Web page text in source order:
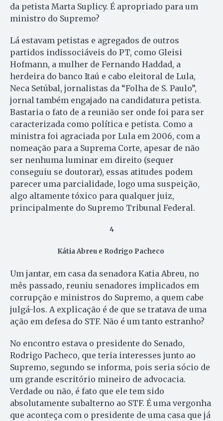
da petista Marta Suplicy. É apropriado para um
ministro do Supremo?
Lá estavam petistas e agregados de outros
partidos indissociáveis do PT, como Gleisi
Hofmann, a mulher de Fernando Haddad, a
herdeira do banco Itaú e cabo eleitoral de Lula,
Neca Setúbal, jornalistas da “Folha de S. Paulo”,
jornal também engajado na candidatura petista.
Bastaria o fato de a reunião ser onde foi para ser
caracterizada como política e petista. Como a
ministra foi agraciada por Lula em 2006, com a
nomeação para a Suprema Corte, apesar de não
ser nenhuma luminar em direito (sequer
conseguiu se doutorar), essas atitudes podem
parecer uma parcialidade, logo uma suspeição,
algo altamente tóxico para qualquer juiz,
principalmente do Supremo Tribunal Federal.
4
Kátia Abreu e Rodrigo Pacheco
Um jantar, em casa da senadora Katia Abreu, no
mês passado, reuniu senadores implicados em
corrupção e ministros do Supremo, a quem cabe
julgá-los. A explicação é de que se tratava de uma
ação em defesa do STF. Não é um tanto estranho?
No encontro estava o presidente do Senado,
Rodrigo Pacheco, que teria interesses junto ao
Supremo, segundo se informa, pois seria sócio de
um grande escritório mineiro de advocacia.
Verdade ou não, é fato que ele tem sido
absolutamente subalterno ao STF. É uma vergonha
que aconteça com o presidente de uma casa que já